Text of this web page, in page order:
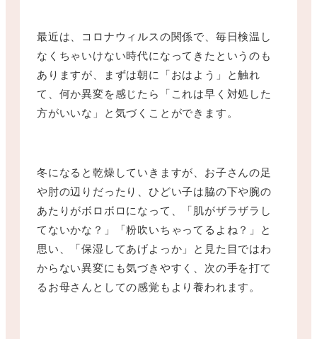
最近は、コロナウィルスの関係で、毎日検温し
なくちゃいけない時代になってきたというのも
ありますが、まずは朝に「おはよう」と触れ
て、何か異変を感じたら「これは早く対処した
方がいいな」と気づくことができます。
冬になると乾燥していきますが、お子さんの足
や肘の辺りだったり、ひどい子は脇の下や腕の
あたりがボロボロになって、「肌がザラザラし
てないかな？」「粉吹いちゃってるよね？」と
思い、「保湿してあげよっか」と見た目ではわ
からない異変にも気づきやすく、次の手を打て
るお母さんとしての感覚もより養われます。